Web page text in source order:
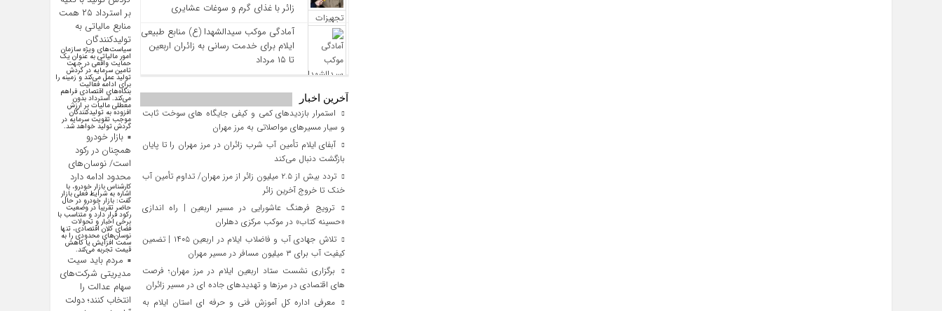
زائر با غذای گرم و سوغات عشایری
آمادگی موکب سیدالشهدا (ع) منابع طبیعی
ایلام برای خدمت‌ رسانی به زائران اربعین
تا ۱۵ مرداد
آخرین اخبار
استمرار بازدیدهای کمی و کیفی جایگاه‌ های سوخت ثابت
و سیار مسیرهای مواصلاتی به مرز مهران
آبفای ایلام تأمین آب شرب زائران در مرز مهران را تا پایان
بازگشت دنبال می‌کند
تردد بیش از ۲.۵ میلیون زائر از مرز مهران/ تداوم تأمین آب
خنک تا خروج آخرین زائر
ترویج فرهنگ عاشورایی در مسیر اربعین | راه‌ اندازی
«حسینه کتاب» در موکب مرکزی دهلران
تلاش جهادی آب و فاضلاب ایلام در اربعین ۱۴۰۵ | تضمین
کیفیت آب برای ۳ میلیون مسافر در مسیر مهران
برگزاری نشست ستاد اربعین ایلام در مرز مهران؛ فرصت‌
های اقتصادی در مرزها و تهدیدهای جاده‌ ای در مسیر زائران
معرفی اداره کل آموزش فنی و حرفه‌ ای استان ایلام به‌
بر استرداد ۲۵ همت
منابع مالیاتی به
تولیدکنندگان
سیاست‌های ویژه سازمان
امور مالیاتی به عنوان یک
حمایت واقعی در جهت
تامین سرمایه در گردش
تولید عمل می‌کند و زمینه را
برای ادامه فعالیت
بنگاه‌های اقتصادی فراهم
می‌کند. استرداد بدون
معطلی مالیات بر ارزش
افزوده به تولیدکنندگان
موجب تقویت سرمایه در
گردش تولید خواهد شد.
بازار خودرو
همچنان در رکود
است/ نوسان‌های
محدود ادامه دارد
کارشناس بازار خودرو، با
اشاره به شرایط فعلی بازار
گفت: بازار خودرو در حال
حاضر تقریباً در وضعیت
رکود قرار دارد و متناسب با
برخی اخبار و تحولات
فضای کلان اقتصادی، تنها
نوسان‌های محدودی را به
سمت افزایش یا کاهش
قیمت تجربه می‌کند.
مردم باید سیت
مدیریتی شرکت‌های
سهام عدالت را
انتخاب کنند؛ دولت